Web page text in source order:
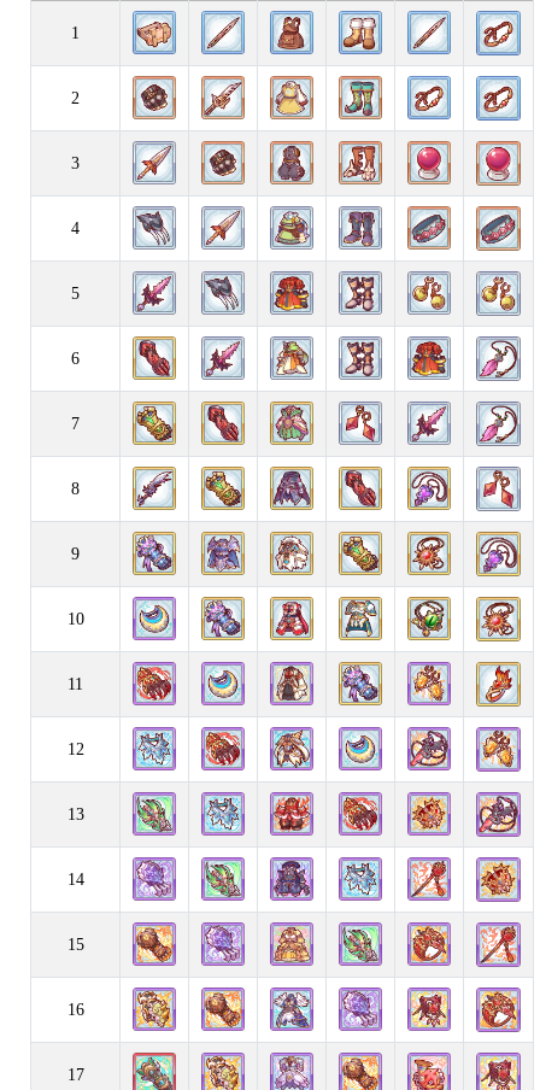
1
2
3
4
5
6
7
8
9
10
11
12
13
14
15
16
17